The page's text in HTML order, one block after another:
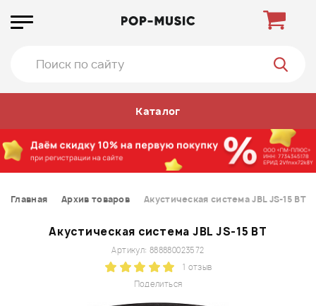
Каталог
Главная Архив товаров Акустическая система JBL JS-15 BT
Акустическая система JBL JS-15 BT
Поделиться
Артикул: 888880023572
1 отзыв